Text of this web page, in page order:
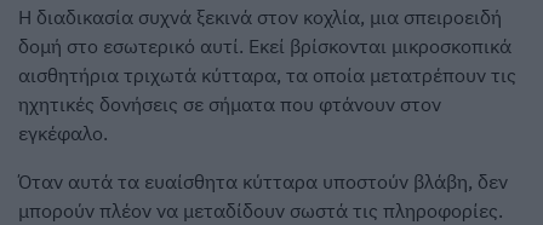
Η διαδικασία συχνά ξεκινά στον κοχλία, μια σπειροειδή
δομή στο εσωτερικό αυτί. Εκεί βρίσκονται μικροσκοπικά
αισθητήρια τριχωτά κύτταρα, τα οποία μετατρέπουν τις
ηχητικές δονήσεις σε σήματα που φτάνουν στον
εγκέφαλο.
Όταν αυτά τα ευαίσθητα κύτταρα υποστούν βλάβη, δεν
μπορούν πλέον να μεταδίδουν σωστά τις πληροφορίες.